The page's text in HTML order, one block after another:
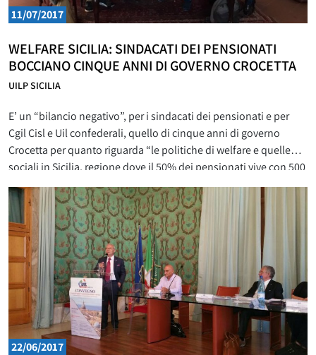
11/07/2017
WELFARE SICILIA: SINDACATI DEI PENSIONATI
BOCCIANO CINQUE ANNI DI GOVERNO CROCETTA
UILP SICILIA
E’ un “bilancio negativo”, per i sindacati dei pensionati e per
Cgil Cisl e Uil confederali, quello di cinque anni di governo
Crocetta per quanto riguarda “le politiche di welfare e quelle
sociali in Sicilia, regione dove il 50% dei pensionati vive con 500
euro al mese, rappresentando lo zoccolo duro del popolo della
povertà
22/06/2017